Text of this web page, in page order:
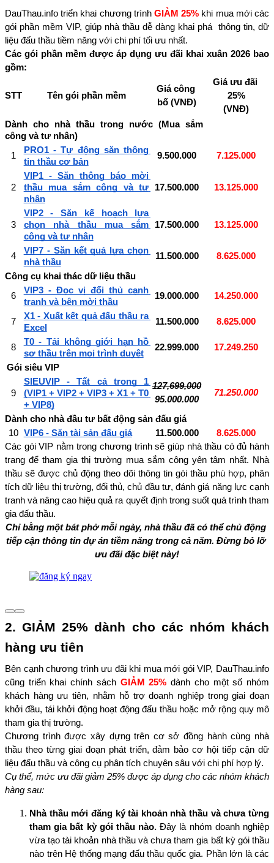
DauThau.info triển khai chương trình GIẢM 25% khi mua mới các
gói phần mềm VIP, giúp nhà thầu dễ dàng khai phá  thông tin, dữ
liệu đấu thầu tiềm năng với chi phí tối ưu nhất.
Các gói phần mềm được áp dụng ưu đãi khai xuân 2026 bao
gồm:
STT Tên gói phần mềm
Giá công
bố (VNĐ)
Giá ưu đãi
25%
(VNĐ)
Dành cho nhà thầu trong nước (Mua sắm
công và tư nhân)
1
PRO1 - Tự động săn thông
tin thầu cơ bản
9.500.000 7.125.000
2
VIP1 - Săn thông báo mời
thầu mua sắm công và tư
nhân
17.500.000 13.125.000
3
VIP2 - Săn kế hoạch lựa
chọn nhà thầu mua sắm
công và tư nhân
17.500.000 13.125.000
4
VIP7 - Săn kết quả lựa chọn
nhà thầu
11.500.000 8.625.000
Công cụ khai thác dữ liệu thầu
6
VIP3 - Đọc vị đối thủ cạnh
tranh và bên mời thầu
19.000.000 14.250.000
7
X1 - Xuất kết quả đấu thầu ra
Excel
11.500.000 8.625.000
8
T0 - Tải không giới hạn hồ
sơ thầu trên mọi trình duyệt
22.999.000 17.249.250
Gói siêu VIP
9
SIEUVIP - Tất cả trong 1
(VIP1 + VIP2 + VIP3 + X1 + T0
+ VIP8)
127,699,000
95.000.000
71.250.000
Dành cho nhà đầu tư bất động sản đấu giá
10 VIP6 - Săn tài sản đấu giá 11.500.000
8.625.000
Các gói VIP nằm trong chương trình sẽ giúp nhà thầu có đủ hành
trang để tham gia thị trường mua sắm công yên tâm nhất. Nhà
thầu sẽ được chủ động theo dõi thông tin gói thầu phù hợp, phân
tích dữ liệu thị trường, đối thủ, chủ đầu tư, đánh giá năng lực cạnh
tranh và nâng cao hiệu quả ra quyết định trong suốt quá trình tham
gia đấu thầu.
Chỉ bằng một bát phở mỗi ngày, nhà thầu đã có thể chủ động
tiếp cận thông tin dự án tiềm năng trong cả năm. Đừng bỏ lỡ
ưu đãi đặc biệt này!
2. GIẢM 25% dành cho các nhóm khách
hàng ưu tiên
Bên cạnh chương trình ưu đãi khi mua mới gói VIP, DauThau.info
cũng triển khai chính sách GIẢM 25% dành cho một số nhóm
khách hàng ưu tiên, nhằm hỗ trợ doanh nghiệp trong giai đoạn
khởi đầu, tái khởi động hoạt động đấu thầu hoặc mở rộng quy mô
tham gia thị trường.
Chương trình được xây dựng trên cơ sở đồng hành cùng nhà
thầu theo từng giai đoạn phát triển, đảm bảo cơ hội tiếp cận dữ
liệu đấu thầu và công cụ phân tích chuyên sâu với chi phí hợp lý.
Cụ thể, mức ưu đãi giảm 25% được áp dụng cho các nhóm khách
hàng sau:
Nhà thầu mới đăng ký tài khoản nhà thầu và chưa từng
tham gia bất kỳ gói thầu nào. Đây là nhóm doanh nghiệp
vừa tạo tài khoản nhà thầu và chưa tham gia bất kỳ gói thầu
nào trên Hệ thống mạng đấu thầu quốc gia. Phần lớn là các